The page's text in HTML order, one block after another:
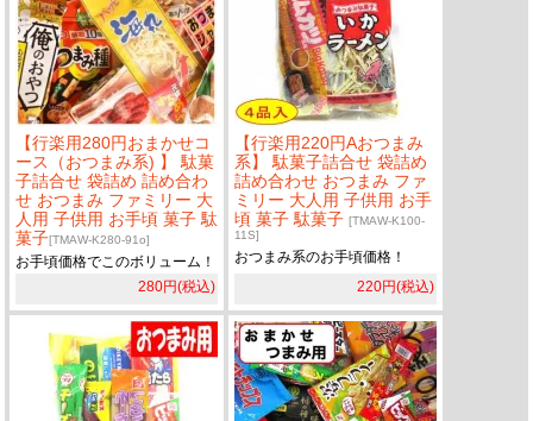
【行楽用280円おまかせコ
ース（おつまみ系) 】 駄菓
子詰合せ 袋詰め 詰め合わ
せ おつまみ ファミリー 大
人用 子供用 お手頃 菓子 駄
菓子[TMAW-K280-91o]
お手頃価格でこのボリューム！
280円(税込)
【行楽用220円Aおつまみ
系】 駄菓子詰合せ 袋詰め
詰め合わせ おつまみ ファ
ミリー 大人用 子供用 お手
頃 菓子 駄菓子[TMAW-K100-
11S]
おつまみ系のお手頃価格！
220円(税込)